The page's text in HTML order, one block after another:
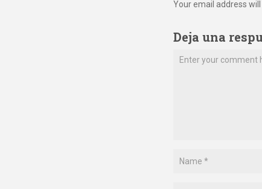
Your email address
Deja una